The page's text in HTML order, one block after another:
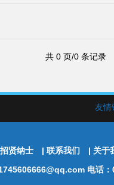
共 0 页/0 条记录
友
招贤纳士 | 联系我们 | 关于
电话